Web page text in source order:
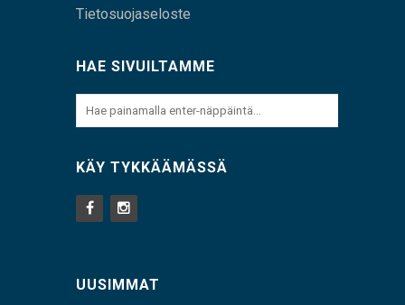
Tietosuojaseloste
HAE SIVUILTAMME
KÄY TYKKÄÄMÄSSÄ
UUSIMMAT